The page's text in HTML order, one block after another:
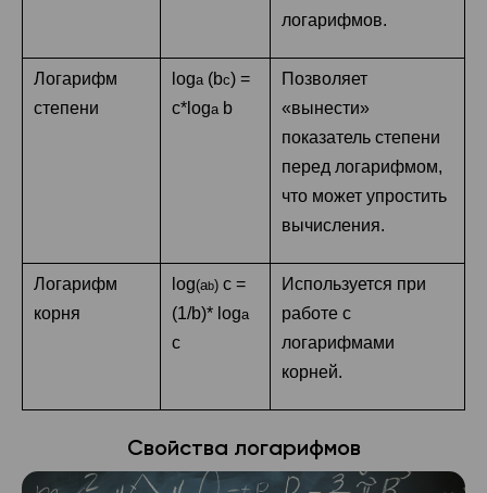
логарифмов.
Логарифм
степени
loga (bc) =
c*loga b
Позволяет
«вынести»
показатель степени
перед логарифмом,
что может упростить
вычисления.
Логарифм
корня
log(ab) c =
(1/b)* loga
c
Используется при
работе с
логарифмами
корней.
Свойства логарифмов